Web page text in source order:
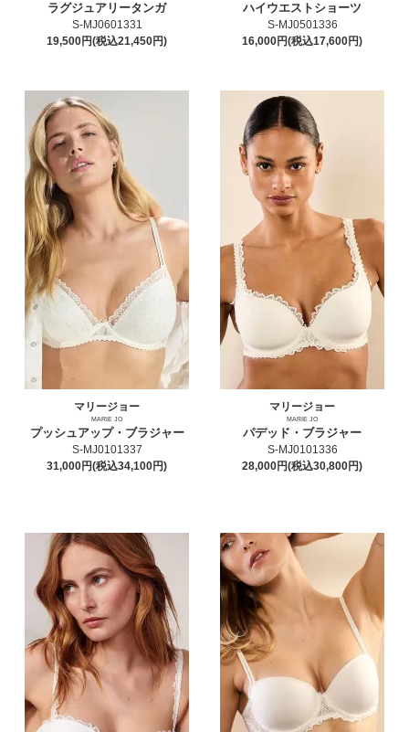
ラグジュアリータンガ
S-MJ0601331
19,500円(税込21,450円)
ハイウエストショーツ
S-MJ0501336
16,000円(税込17,600円)
マリージョー
MARIE JO
プッシュアップ・ブラジャー
S-MJ0101337
31,000円(税込34,100円)
マリージョー
MARIE JO
パデッド・ブラジャー
S-MJ0101336
28,000円(税込30,800円)